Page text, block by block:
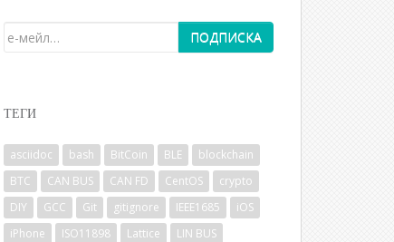
ТЕГИ
asciidoc bash BitCoin BLE
blockchain
BTC
CAN BUS CAN FD CentOS
crypto
DIY
GCC Git gitignore IEEE1685
iOS
iPhone
ISO11898 Lattice
LIN BUS